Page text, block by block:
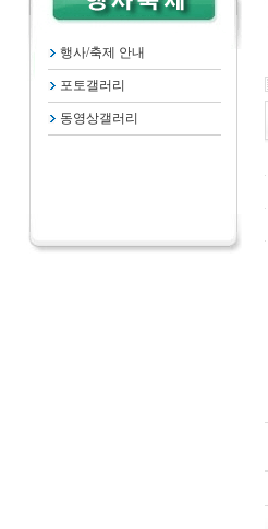
행사/축제 안내
포토갤러리
동영상갤러리